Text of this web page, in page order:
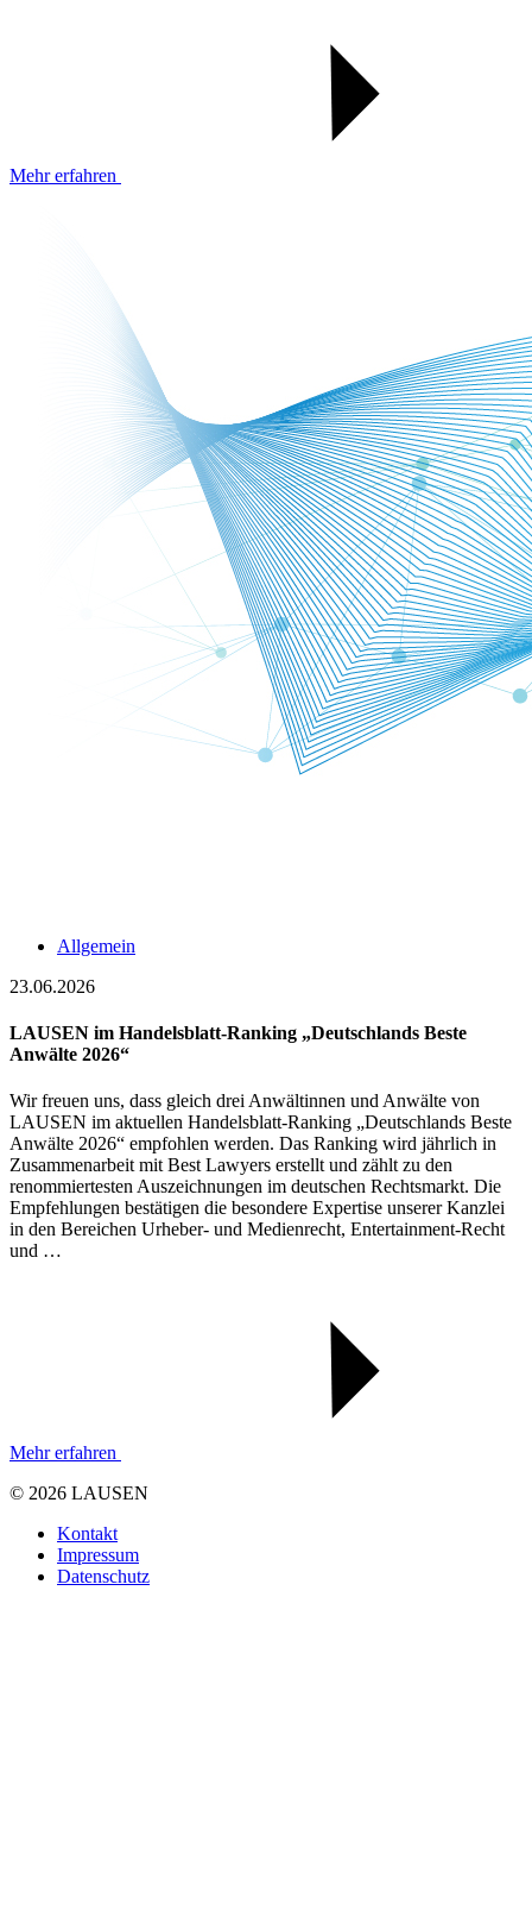
Mehr erfahren
Allgemein
23.06.2026
LAUSEN im Handelsblatt-Ranking „Deutschlands Beste
Anwälte 2026“
Wir freuen uns, dass gleich drei Anwältinnen und Anwälte von
LAUSEN im aktuellen Handelsblatt-Ranking „Deutschlands Beste
Anwälte 2026“ empfohlen werden. Das Ranking wird jährlich in
Zusammenarbeit mit Best Lawyers erstellt und zählt zu den
renommiertesten Auszeichnungen im deutschen Rechtsmarkt. Die
Empfehlungen bestätigen die besondere Expertise unserer Kanzlei
in den Bereichen Urheber- und Medienrecht, Entertainment-Recht
und …
Mehr erfahren
© 2026 LAUSEN
Kontakt
Impressum
Datenschutz